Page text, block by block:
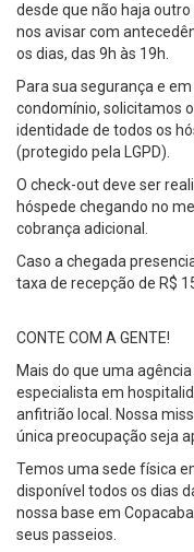
desde que não haja
nos avisar com
os dias, das 9h às 19h.
Para sua segurança e
condomínio, solicitamos
identidade de todos os
(protegido pela LGPD).
O check-out deve ser
hóspede chegando no
cobrança adicional.
Caso a chegada
taxa de recepção de R$
CONTE COM A GENTE!
Mais do que uma
especialista em
anfitrião local. Nossa
única preocupação seja
Temos uma sede física
disponível todos os dias
nossa base em
seus passeios.